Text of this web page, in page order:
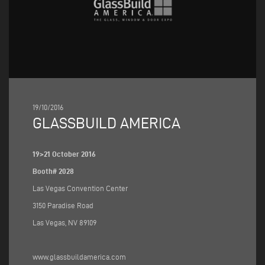
19/10/2016
GLASSBUILD AMERICA
19>21 October 2016
Booth# 2028
Las Vegas Convention Center
3150 Paradise Road
Las Vegas, NV 89109
www.glassbuildamerica.com